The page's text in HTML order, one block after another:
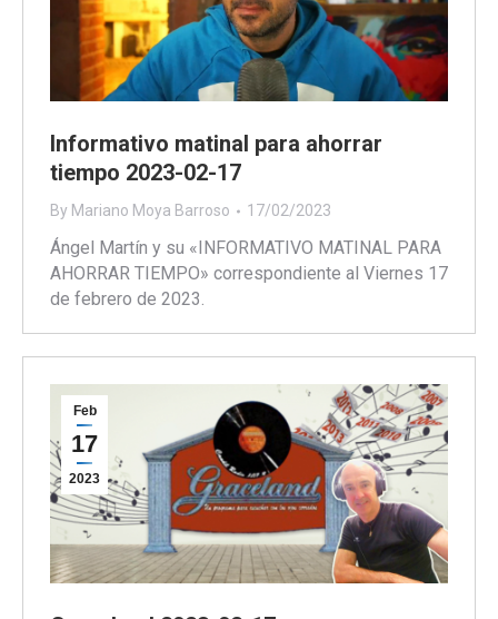
Informativo matinal para ahorrar
tiempo 2023-02-17
By Mariano Moya Barroso 17/02/2023
Ángel Martín y su «INFORMATIVO MATINAL PARA
AHORRAR TIEMPO» correspondiente al Viernes 17
de febrero de 2023.
Feb
17
2023